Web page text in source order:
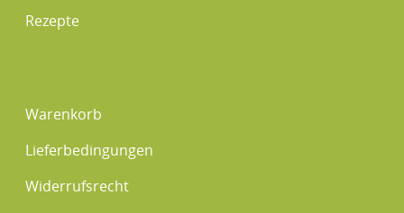
Rezepte
Warenkorb
Lieferbedingungen
Widerrufsrecht